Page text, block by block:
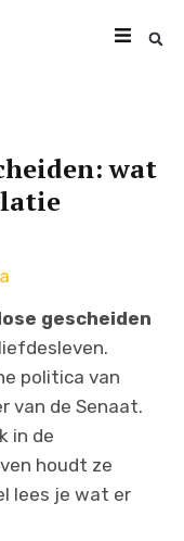
wat
gescheiden
politica van
van de Senaat.
in de
houdt ze
lees je wat er